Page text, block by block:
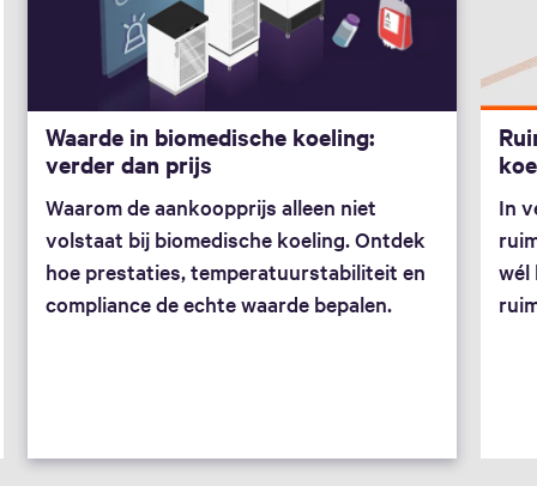
Waarde in biomedische koeling:
verder dan prijs
Waarom de aankoopprijs alleen niet
volstaat bij biomedische koeling. Ontdek
hoe prestaties, temperatuurstabiliteit en
compliance de echte waarde bepalen.
In
wél